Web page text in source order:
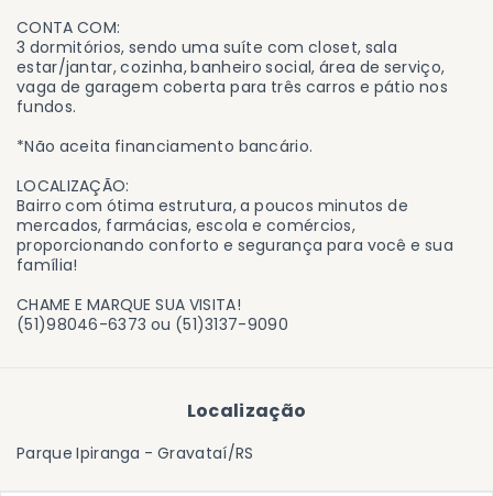
CONTA COM:
3 dormitórios, sendo uma suíte com closet, sala
estar/jantar, cozinha, banheiro social, área de serviço,
vaga de garagem coberta para três carros e pátio nos
fundos.
*Não aceita financiamento bancário.
LOCALIZAÇÃO:
Bairro com ótima estrutura, a poucos minutos de
mercados, farmácias, escola e comércios,
proporcionando conforto e segurança para você e sua
família!
CHAME E MARQUE SUA VISITA!
(51)98046-6373 ou (51)3137-9090
Localização
Parque Ipiranga - Gravataí/RS